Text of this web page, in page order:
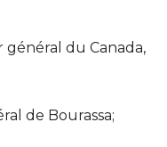
du Canada,
de Bourassa;